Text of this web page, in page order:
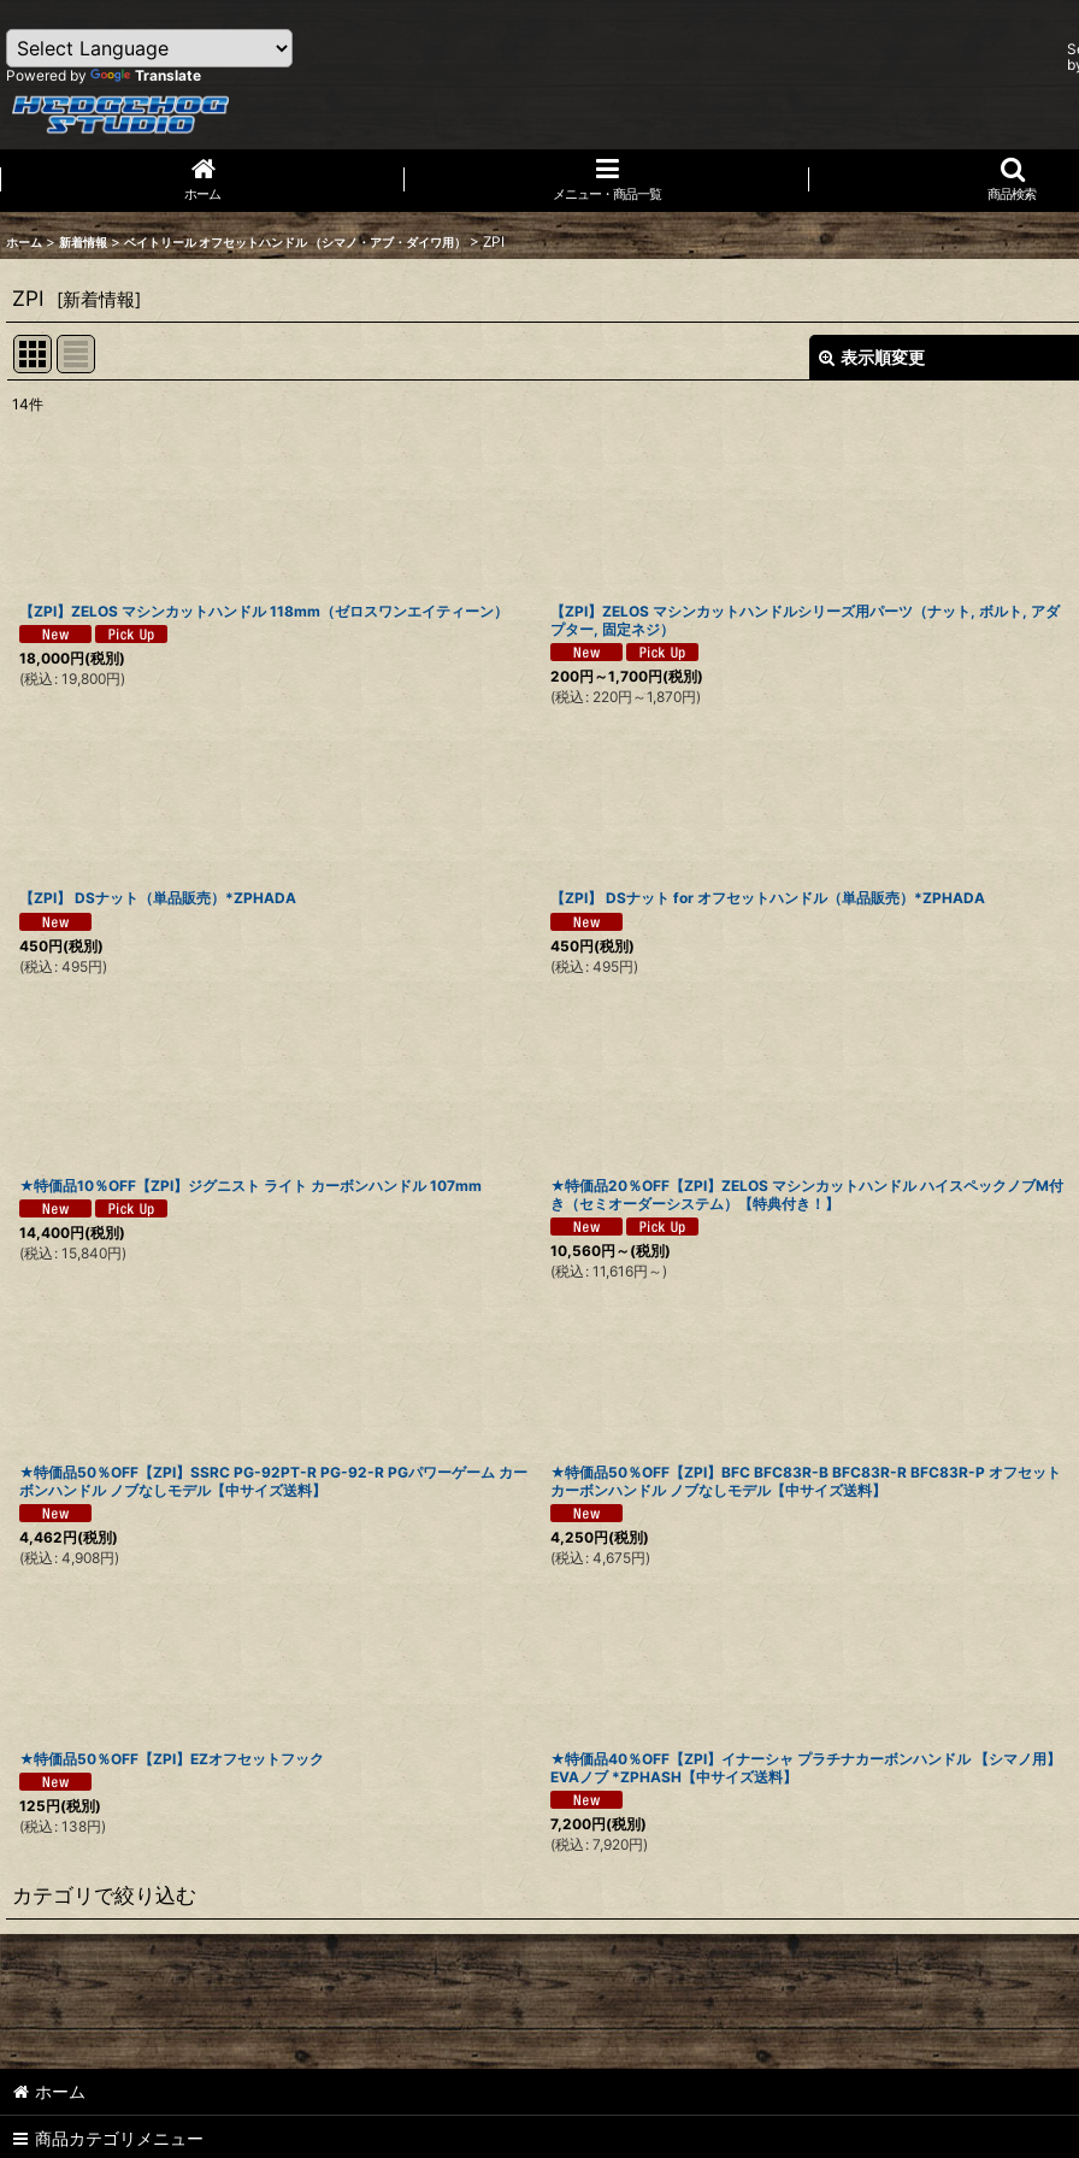
Powered by Translate
ホーム メニュー・商品一覧 商品検索
ホーム > 新着情報 > ベイトリール オフセットハンドル （シマノ・アブ・ダイワ用） > ZPI
ZPI [新着情報]
表示順変更
14件
【ZPI】ZELOS マシンカットハンドル 118mm（ゼロスワンエイティーン）
18,000円(税別)
(税込 : 19,800円)
【ZPI】ZELOS マシンカットハンドルシリーズ用パーツ（ナット, ボルト, アダ
プター, 固定ネジ）
200円 ～1,700円(税別)
(税込 : 220円 ～1,870円)
【ZPI】 DSナット（単品販売）*ZPHADA
450円(税別)
(税込 : 495円)
【ZPI】 DSナット for オフセットハンドル（単品販売）*ZPHADA
450円(税別)
(税込 : 495円)
★特価品10％OFF【ZPI】ジグニスト ライト カーボンハンドル 107mm
14,400円(税別)
(税込 : 15,840円)
★特価品20％OFF【ZPI】ZELOS マシンカットハンドル ハイスペックノブM付
き（セミオーダーシステム）【特典付き！】
10,560円 ～ (税別)
(税込 : 11,616円 ～)
★特価品50％OFF【ZPI】SSRC PG-92PT-R PG-92-R PGパワーゲーム カー
ボンハンドル ノブなしモデル【中サイズ送料】
4,462円(税別)
(税込 : 4,908円)
★特価品50％OFF【ZPI】BFC BFC83R-B BFC83R-R BFC83R-P オフセット
カーボンハンドル ノブなしモデル【中サイズ送料】
4,250円(税別)
(税込 : 4,675円)
★特価品50％OFF【ZPI】EZオフセットフック
125円(税別)
(税込 : 138円)
★特価品40％OFF【ZPI】イナーシャ プラチナカーボンハンドル 【シマノ用】
EVAノブ *ZPHASH【中サイズ送料】
7,200円(税別)
(税込 : 7,920円)
カテゴリで絞り込む
アベイル（シマノ用）
アベイル（ダイワ・アブ用）
ZPI
ZPI（ダイワ・アブ用）
ホーム
商品カテゴリメニュー